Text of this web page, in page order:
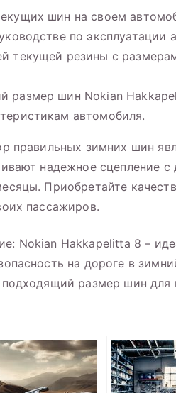
шин на своем
по эксплуатации
текущей резины с
размер шин Nokian
автомобиля.
правильных зимних шин
надежное сцепление
Приобретайте
пассажиров.
Nokian Hakkapelitta 8 –
на дороге в
размер шин для